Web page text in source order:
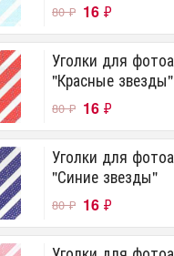
80₽ 16 ₽
Уголки для
"Красные звезды"
80₽ 16 ₽
Уголки для
"Синие звезды"
80₽ 16 ₽